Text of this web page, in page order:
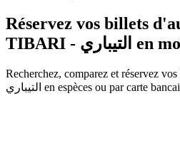
Réservez vos billets
en
Recherchez, comparez et réservez
التيباري en espèces ou par carte